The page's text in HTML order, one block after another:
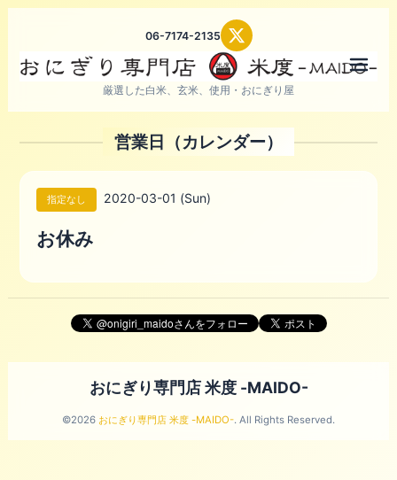
06-7174-2135
厳選した白米、玄米、使用・おにぎり屋
営業日（カレンダー）
指定なし 2020-03-01 (Sun)
お休み
おにぎり専門店 米度 -MAIDO-
©2026 おにぎり専門店 米度 -MAIDO-. All Rights Reserved.